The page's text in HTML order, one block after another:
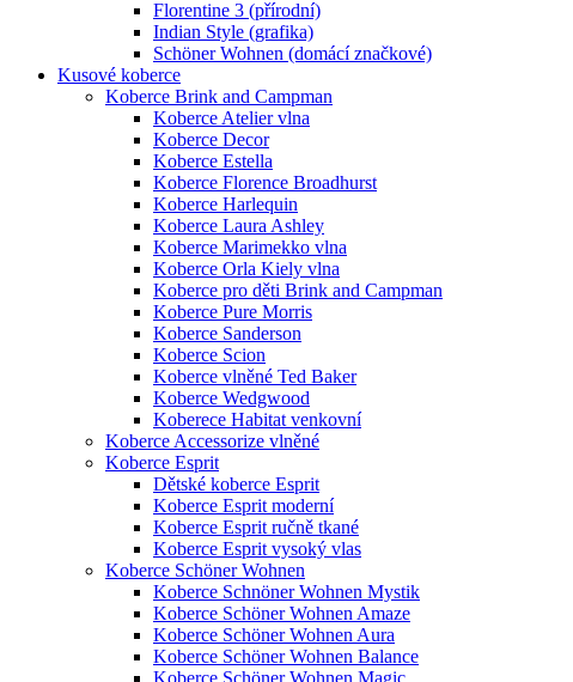
Florentine 3 (přírodní)
Indian Style (grafika)
Schöner Wohnen (domácí značkové)
Kusové koberce
Koberce Brink and Campman
Koberce Atelier vlna
Koberce Decor
Koberce Estella
Koberce Florence Broadhurst
Koberce Harlequin
Koberce Laura Ashley
Koberce Marimekko vlna
Koberce Orla Kiely vlna
Koberce pro děti Brink and Campman
Koberce Pure Morris
Koberce Sanderson
Koberce Scion
Koberce vlněné Ted Baker
Koberce Wedgwood
Koberece Habitat venkovní
Koberce Accessorize vlněné
Koberce Esprit
Dětské koberce Esprit
Koberce Esprit moderní
Koberce Esprit ručně tkané
Koberce Esprit vysoký vlas
Koberce Schöner Wohnen
Koberce Schnöner Wohnen Mystik
Koberce Schöner Wohnen Amaze
Koberce Schöner Wohnen Aura
Koberce Schöner Wohnen Balance
Koberce Schöner Wohnen Magic